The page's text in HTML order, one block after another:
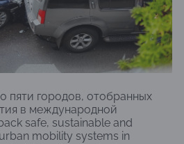
пяти городов, отобранных
в международной
safe, sustainable and
mobility systems in